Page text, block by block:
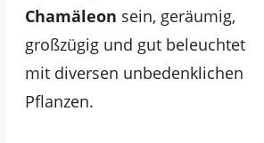
Chamäleon sein, geräumig,
großzügig und gut beleuchtet
mit diversen unbedenklichen
Pflanzen.